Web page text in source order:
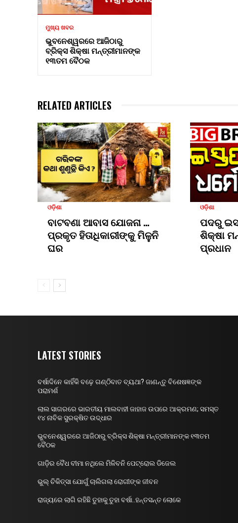
ମୁଖ୍ୟ ଖବର
ଭୁବନେଶ୍ୱରରେ ଆଜିଠାରୁ
ବ୍ରିକ୍ସ ଶିକ୍ଷା ମନ୍ତ୍ରୀମାନଙ୍କ
୧୩ତମ ବୈଠକ
RELATED ARTICLES
ଓଡ଼ିଶା
ବାଟବଣା ଆବାସ ଯୋଜନା …
ପ୍ରକୃତ ହିତାଧିକାରୀଙ୍କୁ ମିଳୁନି
ଘର
ଓଡ଼ିଶା
ପଦରୁ
ଶିକ୍ଷା
ପ୍ରଧାନ
LATEST STORIES
ବର୍ଷାଦିନେ କାହିଁକି ବଢ଼େ ଗଣ୍ଠିବାତ ବ୍ୟଥା? ଜାଣନ୍ତୁ ବିଶେଷଜ୍ଞଙ୍କ
ପରାମର୍ଶ
ଲାଲ ସାଗରରେ ଭାରତୀୟ ମାଲବାହୀ ଜାହାଜ ଉପରେ ଆକ୍ରମଣ; ସମସ୍ତ
୧୪ ନାବିକ ସୁରକ୍ଷିତ ଉଦ୍ଧାର
ଭୁବନେଶ୍ୱରରେ ଆଜିଠାରୁ ବ୍ରିକ୍ସ ଶିକ୍ଷା ମନ୍ତ୍ରୀମାନଙ୍କ ୧୩ତମ
ବୈଠକ
ଗାଡ଼ିର ବୈଧ ବୀମା ନଥିଲେ ମିଳିବନି ପେଟ୍ରୋଲ ଡିଜେଲ
ଭୁଲ୍ ଚିକିତ୍ସା ଯୋଗୁଁ ଚାଲିଗଲା ରୋଗୀଙ୍କ ଜୀବନ
ରାଜ୍ୟରେ ଲାଗି ରହିଛି ତୁହାକୁ ତୁହା ବର୍ଷା..ହନ୍ତସନ୍ତ ଲୋକେ